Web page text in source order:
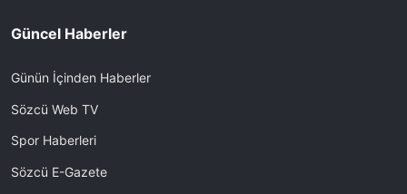
Güncel Haberler
Günün İçinden Haberler
Sözcü Web TV
Spor Haberleri
Sözcü E-Gazete